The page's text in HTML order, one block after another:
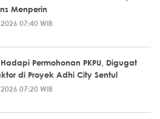
Menperin
07:40 WIB
Hadapi Permohonan PKPU, Digugat
di Proyek Adhi City Sentul
07:20 WIB